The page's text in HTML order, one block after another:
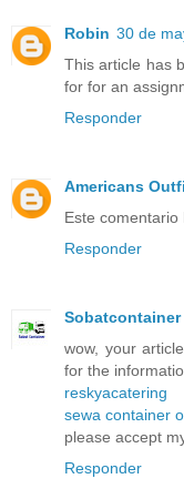
Robin 30 de
This article has
for for an
Responder
Americans
Este comentario
Responder
Sobatcontainer
wow, your
for the
reskyacatering
sewa container
please accept
Responder